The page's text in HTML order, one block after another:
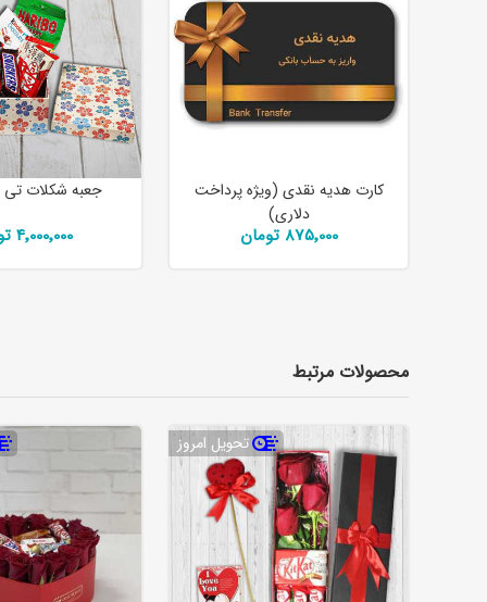
کارت هدیه نقدی (ویژه پرداخت
دلاری)
875٬000 تومان
جعبه شکلات
4٬000٬000 تومان
محصولات مرتبط
تحویل امروز